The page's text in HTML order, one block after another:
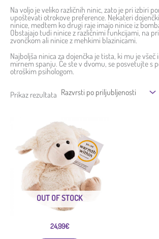
Na voljo je veliko različnih ninic, zato je pri izbiri
upoštevati otrokove preference. Nekateri
ninice, medtem ko drugi raje imajo ninice iz
Obstajajo tudi ninice z različnimi funkcijami, na
zvončkom ali ninice z mehkimi blazinicami.
Najboljša ninica za dojenčka je tista, ki mu je
mirnem spanju. Če ste v dvomu, se posvetujte s
otroškim psihologom.
Prikaz rezultata
OUT OF STOCK
24,99€